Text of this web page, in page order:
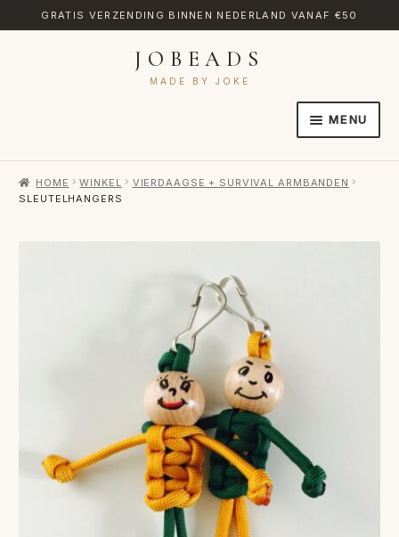
GRATIS VERZENDING BINNEN NEDERLAND VANAF €50
JOBEADS
MADE BY JOKE
MENU
AFREKENEN
VERZENDKOSTEN
VOLG BESTELLING
HOME WINKEL
VIERDAAGSE + SURVIVAL ARMBANDEN
SLEUTELHANGERS